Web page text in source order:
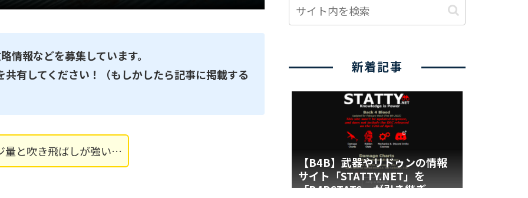
情報などを募集しています。
有してください！（もしかしたら記事に掲載する
量と吹き飛ばしが強い…
新着記事
【B4B】武器やリドゥンの情報
サイト「STATTY.NET」を
「B4BSTATS」が引き継ぎ